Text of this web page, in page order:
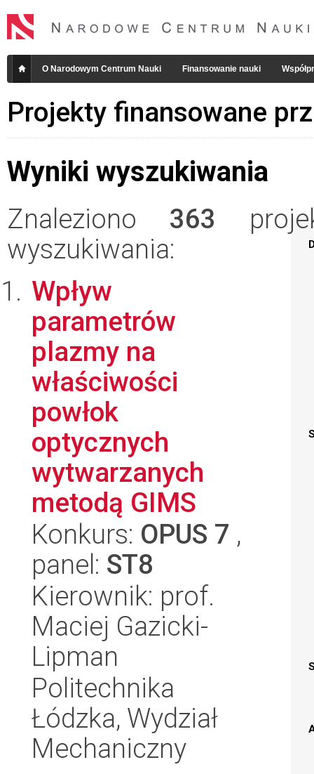
O Narodowym Centrum Nauki Finansowanie nauki
Projekty finansowane
Wyniki wyszukiwania
Znaleziono 363
wyszukiwania:
Wpływ
parametrów
plazmy na
właściwości
powłok
optycznych
wytwarzanych
metodą GIMS
Konkurs: OPUS 7 ,
panel: ST8
Kierownik: prof.
Maciej Gazicki-
Lipman
Politechnika
Łódzka, Wydział
Mechaniczny